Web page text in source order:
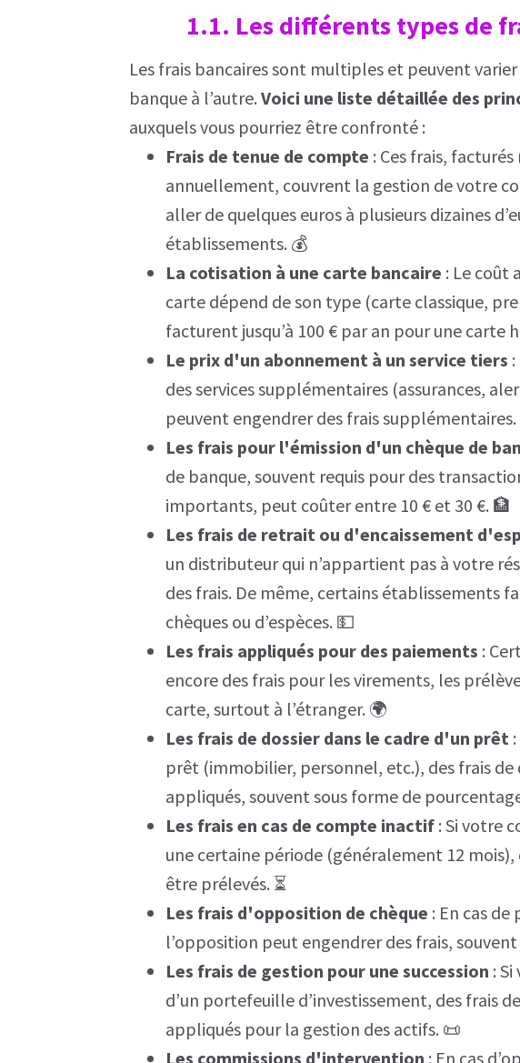
1.1. Les différents types de
Les frais bancaires sont multiples et peuvent
banque à l’autre. Voici une liste détaillée des
auxquels vous pourriez être confronté :
Frais de tenue de compte : Ces frais,
annuellement, couvrent la gestion de votre
aller de quelques euros à plusieurs dizaines
établissements. 💰
La cotisation à une carte bancaire : Le coût
carte dépend de son type (carte classique,
facturent jusqu’à 100 € par an pour une carte
Le prix d'un abonnement à un service tiers
des services supplémentaires (assurances,
peuvent engendrer des frais supplémentaires.
Les frais pour l'émission d'un chèque de
de banque, souvent requis pour des
importants, peut coûter entre 10 € et 30 €. 🏦
Les frais de retrait ou d'encaissement
un distributeur qui n’appartient pas à votre
des frais. De même, certains établissements
chèques ou d’espèces. 💵
Les frais appliqués pour des paiements :
encore des frais pour les virements, les
carte, surtout à l’étranger. 🌍
Les frais de dossier dans le cadre d'un prêt
prêt (immobilier, personnel, etc.), des frais
appliqués, souvent sous forme de
Les frais en cas de compte inactif : Si votre
une certaine période (généralement 12
être prélevés. ⏳
Les frais d'opposition de chèque : En cas de
l’opposition peut engendrer des frais,
Les frais de gestion pour une succession :
d’un portefeuille d’investissement, des frais
appliqués pour la gestion des actifs. 📜
Les commissions d'intervention : En cas